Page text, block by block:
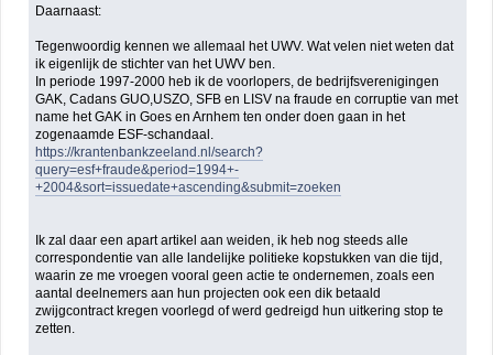
Daarnaast:
Tegenwoordig kennen we allemaal het UWV. Wat velen niet weten dat
ik eigenlijk de stichter van het UWV ben.
In periode 1997-2000 heb ik de voorlopers, de bedrijfsverenigingen
GAK, Cadans GUO,USZO, SFB en LISV na fraude en corruptie van met
name het GAK in Goes en Arnhem ten onder doen gaan in het
zogenaamde ESF-schandaal.
https://krantenbankzeeland.nl/search?
query=esf+fraude&period=1994+-
+2004&sort=issuedate+ascending&submit=zoeken
Ik zal daar een apart artikel aan weiden, ik heb nog steeds alle
correspondentie van alle landelijke politieke kopstukken van die tijd,
waarin ze me vroegen vooral geen actie te ondernemen, zoals een
aantal deelnemers aan hun projecten ook een dik betaald
zwijgcontract kregen voorlegd of werd gedreigd hun uitkering stop te
zetten.